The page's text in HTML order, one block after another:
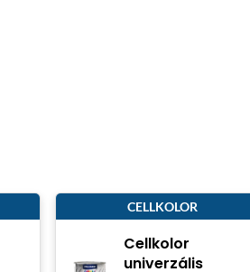
CELLKOLOR
Cellkolor
univerzális